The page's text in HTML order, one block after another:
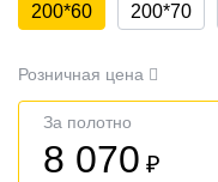
200*60 200*70
Розничная цена
За полотно
8 070 ₽